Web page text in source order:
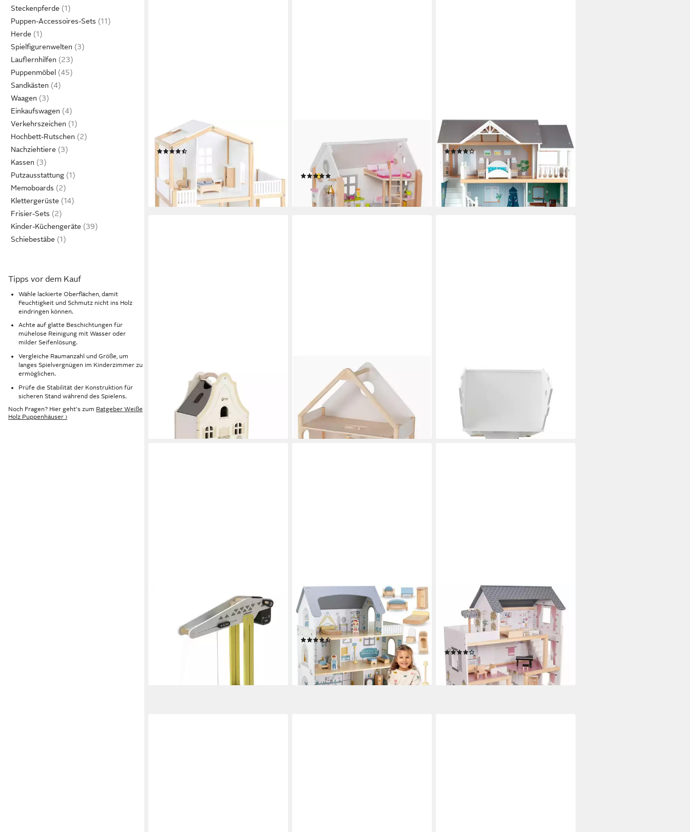
Steckenpferde
Puppen-Accessoires-Sets
Herde
Spielfigurenwelten
Lauflernhilfen
Puppenmöbel
Sandkästen
Waagen
Einkaufswagen
Verkehrszeichen
Hochbett-Rutschen
Nachziehtiere
Kassen
Putzausstattung
Memoboards
Klettergerüste
Frisier-Sets
Kinder-Küchengeräte
Schiebestäbe
Tipps vor dem Kauf
Wähle lackierte Oberflächen, damit
Feuchtigkeit und Schmutz nicht ins Holz
eindringen können.
Achte auf glatte Beschichtungen für
mühelose Reinigung mit Wasser oder
milder Seifenlösung.
Vergleiche Raumanzahl und Größe, um
langes Spielvergnügen im Kinderzimmer zu
ermöglichen.
Prüfe die Stabilität der Konstruktion für
sicheren Stand während des Spielens.
Noch Fragen? Hier geht's zum Ratgeber Weiße
Holz Puppenhäuser ›
PINOLINO®
Puppenhaus Ida
-21%
lieferbar - in 6-8 Werktagen bei dir
Puppenhaus Tiny House Hygge,
(packung, 40-tlg., spar set), mit
passendem Puppenhauszubehör
(2)
ab 105,95 €
lieferbar - in 2-3 Werktagen bei dir
SMALL FOOT
Puppenhaus Stadtvilla
(5)
ab 145,90 €
lieferbar - in 3-4 Werktagen bei dir
Puppenhaus Classic World -
Puppenhaus Cozy - 24x19x38,5 cm -
74,99 €
lieferbar - in 2-3 Werktagen bei dir
Puppenhaus Puppenhaus mit 2
Etagen, (packung, 1-tlg., unmontiert),
Offenes Dach für besseren Zugang
95,95 €
lieferbar - in 2-3 Werktagen bei dir
Puppenhaus Puppenhaus mit
Zubehör aus Holz FSC®
164,00 €
lieferbar - in 3-4 Werktagen bei dir
Puppenhaus Kran, Holz FSC®
MAMABRUM
Puppenhaus Großes Puppenhaus
aus Holz mit Zubehör und
Spielfiguren
(14)
69,90 € UVP79,99 €
-13%
lieferbar - in 3-4 Werktagen bei dir
Puppenhaus LARA, (möbliertes
Puppenhaus Holz, 17-tlg), komplett
eingerichtet, Möbeln aus Holz,
Puppenhaus Puppenstube Zubehör
(1)
91,99 €
lieferbar - in 3-4 Werktagen bei dir